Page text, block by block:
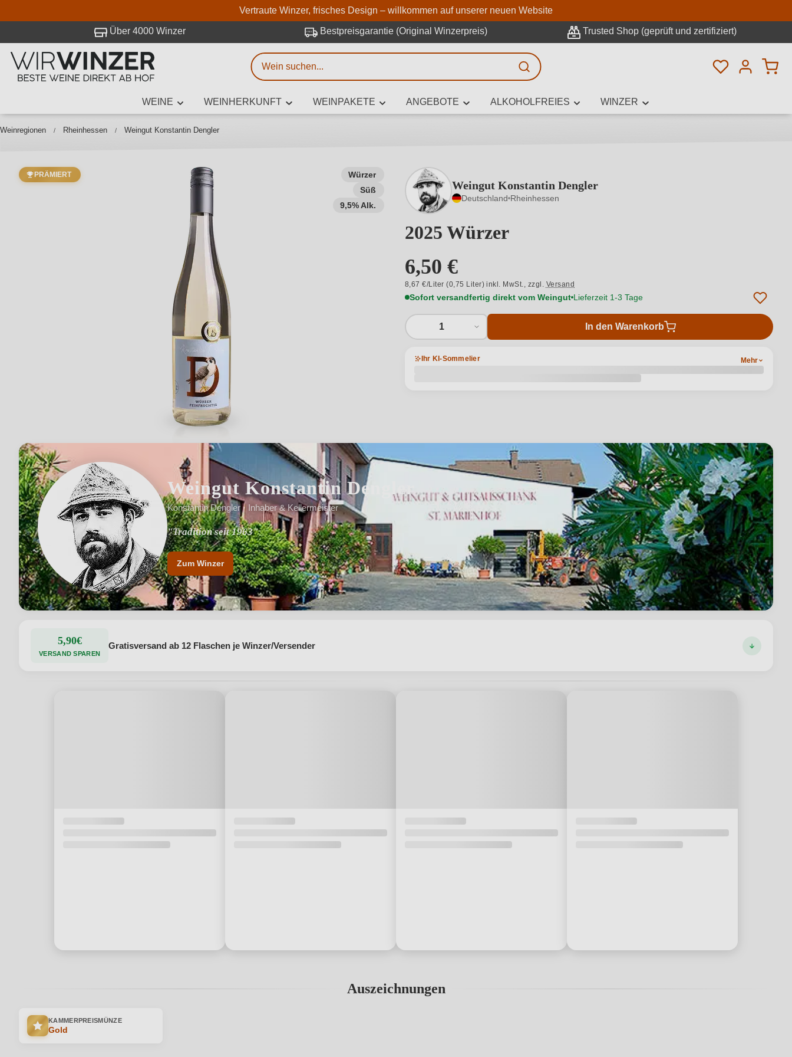
Zum Hauptinhalt springen
Zur Suche springen
Zur Hauptnavigation springen
Vertraute Winzer, frisches Design – willkommen auf unserer neuen Website
Über 4000 Winzer Bestpreisgarantie (Original Winzerpreis) Trusted Shop (geprüft und zertifiziert)
Du hast 0
WEINE WEINHERKUNFT WEINPAKETE ANGEBOTE ALKOHOLFREIES WINZER
Weinregionen Rheinhessen Weingut Konstantin Dengler
Würzer
Süß
9,5% Alk.
PRÄMIERT
Weingut Konstantin Dengler
Deutschland Rheinhessen
2025 Würzer
6,50 €
8,67 €/Liter (0,75 Liter) inkl. MwSt., zzgl. Versand
Sofort versandfertig direkt vom Weingut Lieferzeit 1-3 Tage
1 In den Warenkorb
Ihr KI-Sommelier Mehr
Weingut Konstantin Dengler
Konstantin Dengler · Inhaber & Kellermeister
"Tradition seit 1963"
Zum Winzer
5,90€
VERSAND SPAREN
Gratisversand ab 12 Flaschen je Winzer/Versender
Auszeichnungen
KAMMERPREISMÜNZE
Gold
Weinsuche
Mindestens 3 Zeichen eingeben
Erweiterte Suche
Beschreiben Sie, welchen Wein Sie suchen – ob nach Geschmack, Anlass, Weinnamen,
Rebsorte, Region, Winzer oder anderen Kriterien.
bei WirWinzer.